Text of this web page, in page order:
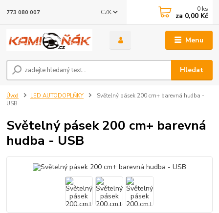
Menu
CZK
Hledat
773 080 007 0 ks
za 0,00 Kč
Úvod LED AUTODOPLŇKY
Světelný pásek 200 cm+ barevná hudba -
USB
Světelný pásek 200 cm+ barevná
hudba - USB